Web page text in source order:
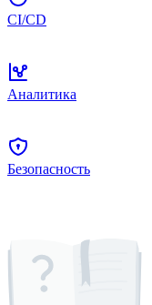
CI/CD
Аналитика
Безопасность